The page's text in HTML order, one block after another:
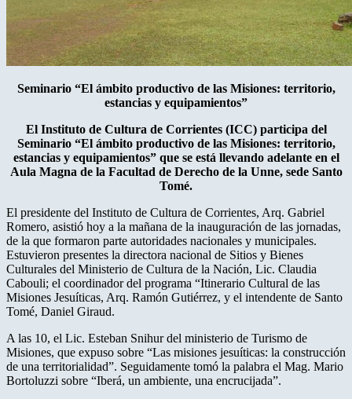
Seminario “El ámbito productivo de las Misiones: territorio,
estancias y equipamientos”
El Instituto de Cultura de Corrientes (ICC) participa del
Seminario “El ámbito productivo de las Misiones: territorio,
estancias y equipamientos” que se está llevando adelante en el
Aula Magna de la Facultad de Derecho de la Unne, sede Santo
Tomé.
El presidente del Instituto de Cultura de Corrientes, Arq. Gabriel
Romero, asistió hoy a la mañana de la inauguración de las jornadas,
de la que formaron parte autoridades nacionales y municipales.
Estuvieron presentes la directora nacional de Sitios y Bienes
Culturales del Ministerio de Cultura de la Nación, Lic. Claudia
Cabouli; el coordinador del programa “Itinerario Cultural de las
Misiones Jesuíticas, Arq. Ramón Gutiérrez, y el intendente de Santo
Tomé, Daniel Giraud.
A las 10, el Lic. Esteban Snihur del ministerio de Turismo de
Misiones, que expuso sobre “Las misiones jesuíticas: la construcción
de una territorialidad”. Seguidamente tomó la palabra el Mag. Mario
Bortoluzzi sobre “Iberá, un ambiente, una encrucijada”.